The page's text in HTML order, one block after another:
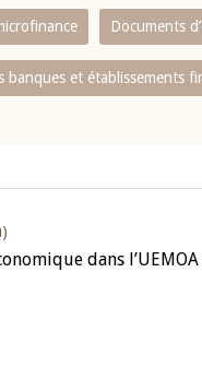
Documents
banques et établissements
dans l’UEMOA